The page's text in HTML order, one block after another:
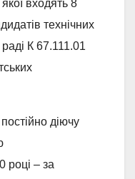
входять 8
технічних
раді К 67.111.01
діючу
році – за